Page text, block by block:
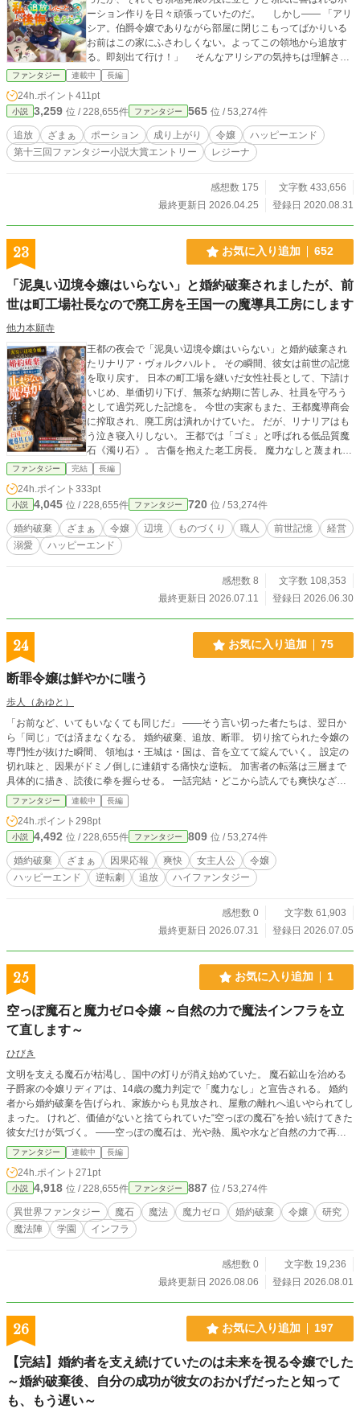
ーション作りを日々頑張っていたのだ。 しかし―― 「アリ
シア。伯爵令嬢でありながら部屋に閉じこもってばかりいる
お前はこの家にふさわしくない。よってこの領地から追放す
る。即刻出て行け！」 そんなアリシアの気持ちは理解され
ず、父親に領地を追い出されてしまう。 アリシアの父親は
知らなかったのだ。たった数年で大発展を遂げた彼の領地
は、すべてアリシアが大量生産していた数々のポーションの
お陰だったことを。 アリシアが【調合ＥＸ】――大陸全体
を見渡しても二人といない超レアスキルの持ち主だったこと
を。 追放されたアリシアは隣領に向かい、ポーション作り
の腕を活かして大金を稼いだり困っている人を助けたりと認
なくなった影響で次第に落ちぶれていくのだった。 ーーーー
9.8 多忙につき感想返信はランダムとさせていただきます。
ご了承いただければと……！ ※書籍化に伴う改稿により、ア
ら違和感があるかもしれませんが、「そういう世界線もあっ
たんだなあ」と温かく見てくださると嬉しいです。 ※2023.6.
ファンタジー 連載中 長編
24h.ポイント 411pt
小説 3,259 位 / 228,655件 ファンタジー 565 位 / 53,274件
追放 ざまぁ ポーション 成り上がり 令嬢
ハッピーエンド
第十三回ファンタジー小説大賞エントリー
レジーナ
感想数 175
文字数 433,656
最終更新日 2026.04.25
登録日 2020.08.31
23 お気に入り追加 652
「泥臭い辺境令嬢はいらない」と婚約破棄されましたが、前
世は町工場社長なので廃工房を王国一の魔導具工房にします
他力本願寺
王都の夜会で「泥臭い辺境令嬢はいらない」と婚約破棄され
たリナリア・ヴォルクハルト。 その瞬間、彼女は前世の記憶
を取り戻す。 日本の町工場を継いだ女性社長として、下請け
いじめ、単価切り下げ、無茶な納期に苦しみ、社員を守ろう
として過労死した記憶を。 今世の実家もまた、王都魔導商会
に搾取され、廃工房は潰れかけていた。 だが、リナリアはも
う泣き寝入りしない。 王都では「ゴミ」と呼ばれる低品質魔
石《濁り石》。 古傷を抱えた老工房長。 魔力なしと蔑まれた
記録係の少女。 片脚の配達少年。 誰にも見向きされなかった
人と素材を集め、リナリアは辺境のための小型魔導炉《常
火》を作り上げる。 止まる高級品より、人を救う安物を。 美
しい権威より、泥臭い記録を。 不当請求、名称横取り、材料
封鎖、偽造品事故、公開査問。 王都商会の妨害を、契約書と
帳簿と職人の誇りで打ち砕く！ 捨てられた辺境令嬢が、廃工
房を王国一の魔導具工房へ再建する、痛快ものづくり逆転フ
ファンタジー 完結 長編
24h.ポイント 333pt
小説 4,045 位 / 228,655件 ファンタジー 720 位 / 53,274件
婚約破棄 ざまぁ 令嬢 辺境 ものづくり 職人 前世記憶
経営
溺愛
ハッピーエンド
感想数 8
文字数 108,353
最終更新日 2026.07.11
登録日 2026.06.30
24 お気に入り追加 75
断罪令嬢は鮮やかに嗤う
歩人（あゆと）
「お前など、いてもいなくても同じだ」 ——そう言い切った者たちは、翌日か
ら「同じ」では済まなくなる。 婚約破棄、追放、断罪。 切り捨てられた令嬢の
専門性が抜けた瞬間、 領地は・王城は・国は、音を立てて綻んでいく。 設定の
切れ味と、因果がドミノ倒しに連鎖する痛快な逆転。 加害者の転落は三層まで
具体的に描き、読後に拳を握らせる。 一話完結・どこから読んでも爽快なざま
ぁ短編集。 ※S01「捨てられ令嬢」のなろう最適化分割。 ※なろう読者向け：
ざまぁの爽快・ロジックの鮮烈さを最優先。
ファンタジー 連載中 長編
24h.ポイント 298pt
小説 4,492 位 / 228,655件 ファンタジー 809 位 / 53,274件
婚約破棄 ざまぁ 因果応報 爽快 女主人公
令嬢
ハッピーエンド
逆転劇 追放 ハイファンタジー
感想数 0
文字数 61,903
最終更新日 2026.07.31
登録日 2026.07.05
25 お気に入り追加 1
空っぽ魔石と魔力ゼロ令嬢 ～自然の力で魔法インフラを立
て直します～
ひびき
文明を支える魔石が枯渇し、国中の灯りが消え始めていた。 魔石鉱山を治める
子爵家の令嬢リディアは、14歳の魔力判定で「魔力なし」と宣告される。 婚約
者から婚約破棄を告げられ、家族からも見放され、屋敷の離れへ追いやられてし
まった。 けれど、価値がないと捨てられていた“空っぽの魔石”を拾い続けてきた
彼女だけが気づく。 ――空っぽの魔石は、光や熱、風や水など自然の力で再び
魔力を満たせる。 学院で出会った魔法陣を研究する先輩レオンや仲間たちと、
魔石再生の研究を重ねる。 その発見は街を照らし、産業を動かし、やがて魔法
文明を揺るがす発明へと発展していく。 魔力ゼロと呼ばれた令嬢が、世界初の
魔石再生技術を生み出し、 魔法インフラを立て直していく――逆転成長ファン
タジー。
ファンタジー 連載中 長編
24h.ポイント 271pt
小説 4,918 位 / 228,655件 ファンタジー 887 位 / 53,274件
異世界ファンタジー 魔石 魔法 魔力ゼロ 婚約破棄 令嬢
研究
魔法陣
学園 インフラ
感想数 0
文字数 19,236
最終更新日 2026.08.06
登録日 2026.08.01
26 お気に入り追加 197
【完結】婚約者を支え続けていたのは未来を視る令嬢でした
～婚約破棄後、自分の成功が彼女のおかげだったと知って
も、もう遅い～